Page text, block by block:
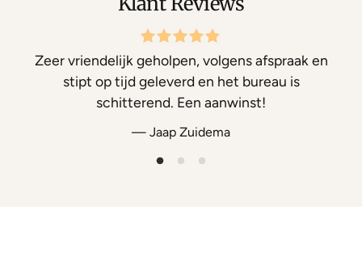
Zeer vriendelijk geholpen, volgens afspraak en
stipt op tijd geleverd en het bureau is
schitterend. Een aanwinst!
— Jaap Zuidema